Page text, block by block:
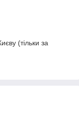
(тільки за